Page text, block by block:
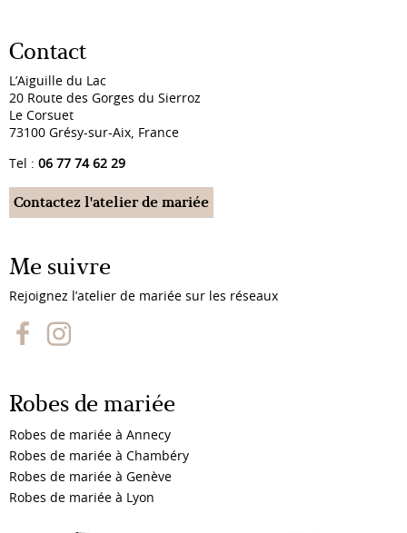
Contact
L’Aiguille du Lac
20 Route des Gorges du Sierroz
Le Corsuet
73100 Grésy-sur-Aix, France
Tel : 06 77 74 62 29
Contactez l'atelier de mariée
Me suivre
Rejoignez l’atelier de mariée sur les réseaux
Robes de mariée
Robes de mariée à Annecy
Robes de mariée à Chambéry
Robes de mariée à Genève
Robes de mariée à Lyon